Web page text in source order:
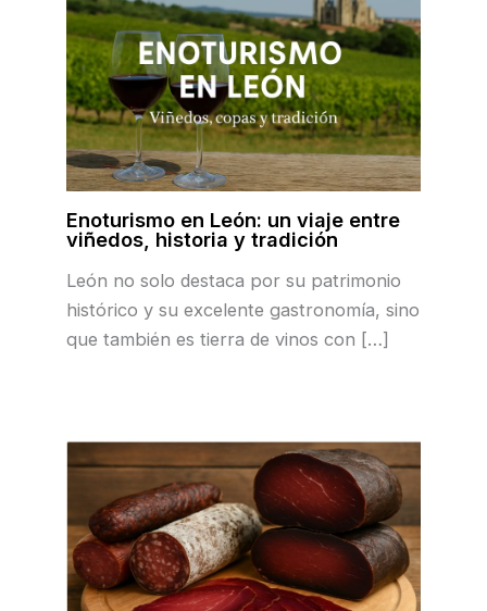
Enoturismo en León: un viaje entre
viñedos, historia y tradición
León no solo destaca por su patrimonio
histórico y su excelente gastronomía, sino
que también es tierra de vinos con […]